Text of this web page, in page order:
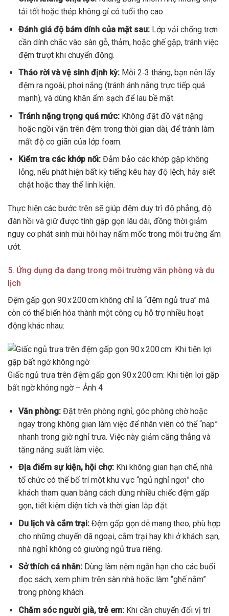
tải tốt hoặc thép không gỉ có tuổi thọ cao.
Đánh giá độ bám dính của mặt sau:Lớp vải chống trơn
cần dính chắc vào sàn gỗ, thảm, hoặc ghế gập, tránh việc
đệm trượt khi chuyển động.
Tháo rời và vệ sinh định kỳ:Mỗi 2‑3 tháng, bạn nên lấy
đệm ra ngoài, phơi nắng (tránh ánh nắng trực tiếp quá
mạnh), và dùng khăn ẩm sạch để lau bề mặt.
Tránh nặng trọng quá mức:Không đặt đồ vật nặng
hoặc ngồi vặn trên đệm trong thời gian dài, để tránh làm
mất độ co giãn của lớp foam.
Kiểm tra các khớp nối:Đảm bảo các khớp gập không
lỏng, nếu phát hiện bất kỳ tiếng kêu hay độ lệch, hãy siết
chặt hoặc thay thế linh kiện.
Thực hiện các bước trên sẽ giúp đệm duy trì độ phẳng, độ
đàn hồi và giữ được tính gập gọn lâu dài, đồng thời giảm
nguy cơ phát sinh mùi hôi hay nấm mốc trong môi trường ẩm
ướt.
5. Ứng dụng đa dạng trong môi trường văn phòng và du
lịch
Đệm gấp gọn 90 x 200 cm không chỉ là “đệm ngủ trưa” mà
còn có thể biến hóa thành một công cụ hỗ trợ nhiều hoạt
động khác nhau:
Giấc ngủ trưa trên đệm gấp gọn 90 x 200 cm: Khi tiện lợi gặp
bất ngờ không ngờ – Ảnh 4
Văn phòng:Đặt trên phòng nghỉ, góc phòng chờ hoặc
ngay trong không gian làm việc để nhân viên có thể “nap”
nhanh trong giờ nghỉ trưa. Việc này giảm căng thẳng và
tăng năng suất làm việc.
Địa điểm sự kiện, hội chợ:Khi không gian hạn chế, nhà
tổ chức có thể bố trí một khu vực “ngủ nghỉ ngơi” cho
khách tham quan bằng cách dùng nhiều chiếc đệm gấp
gọn, tiết kiệm diện tích và thời gian lắp đặt.
Du lịch và cắm trại:Đệm gấp gọn dễ mang theo, phù hợp
cho những chuyến dã ngoại, cắm trại hay khi ở khách sạn,
nhà nghỉ không có giường ngủ trưa riêng.
Sở thích cá nhân:Dùng làm nệm ngắn hạn cho các buổi
đọc sách, xem phim trên sàn nhà hoặc làm “ghế nằm”
trong phòng khách.
Chăm sóc người già, trẻ em:Khi cần chuyển đổi vị trí